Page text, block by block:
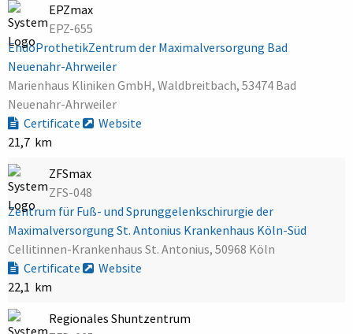
EPZmax
EPZ-655
EndoProthetikZentrum der Maximalversorgung Bad
Neuenahr-Ahrweiler
Marienhaus Kliniken GmbH, Waldbreitbach, 53474 Bad
Neuenahr-Ahrweiler
Certificate
Website
21,7 km
ZFSmax
ZFS-048
Zentrum für Fuß- und Sprunggelenkschirurgie der
Maximalversorgung St. Antonius Krankenhaus Köln-Süd
Cellitinnen-Krankenhaus St. Antonius, 50968 Köln
Certificate
Website
22,1 km
Regionales Shuntzentrum